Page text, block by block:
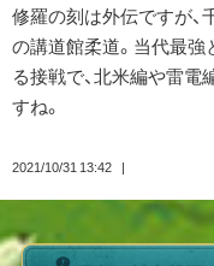
修羅の刻は外伝ですが
の講道館柔道。当代最
る接戦で、北米編や雷
すね。
2021/10/31 13:42